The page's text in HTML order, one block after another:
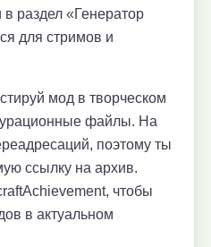
раздел «Генератор
для стримов и
мод в творческом
файлы. На
поэтому ты
ссылку на архив.
чтобы
в актуальном